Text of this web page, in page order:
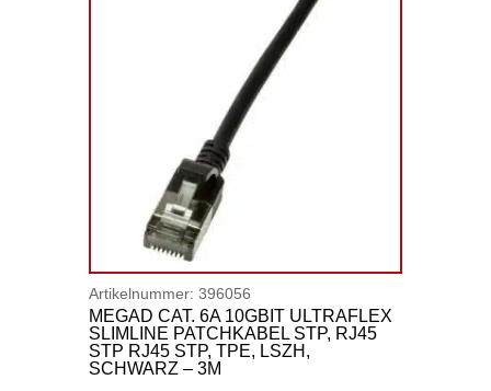
Artikelnummer: 396056
MEGAD CAT. 6A 10GBIT ULTRAFLEX
SLIMLINE PATCHKABEL STP, RJ45
STP RJ45 STP, TPE, LSZH,
SCHWARZ – 3M